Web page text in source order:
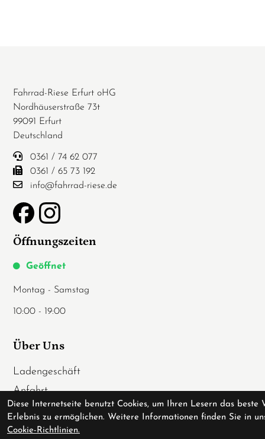
Fahrrad-Riese Erfurt oHG
Nordhäuserstraße 73t
99091 Erfurt
Deutschland
0361 / 74 62 077
0361 / 65 73 192
info@fahrrad-riese.de
Öffnungszeiten
Geöffnet
Montag - Samstag
10:00 - 19:00
Über Uns
Ladengeschäft
Anfahrt
AGB
Datenschutz
Diese Internetseite benutzt Cookies, um Ihren Lesern das beste
Erlebnis zu ermöglichen. Weitere Informationen finden Sie in
Cookie-Richtlinien.